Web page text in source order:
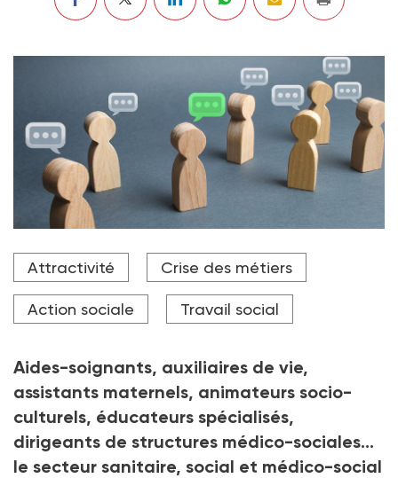
Crédit photo Andrii Yalanskyi - stock.adobe.c
Attractivité Crise des métiers
Action sociale Travail social
Aides-soignants, auxiliaires de vie,
assistants maternels, animateurs socio-
culturels, éducateurs spécialisés,
dirigeants de structures médico-sociales…
le secteur sanitaire, social et médico-social